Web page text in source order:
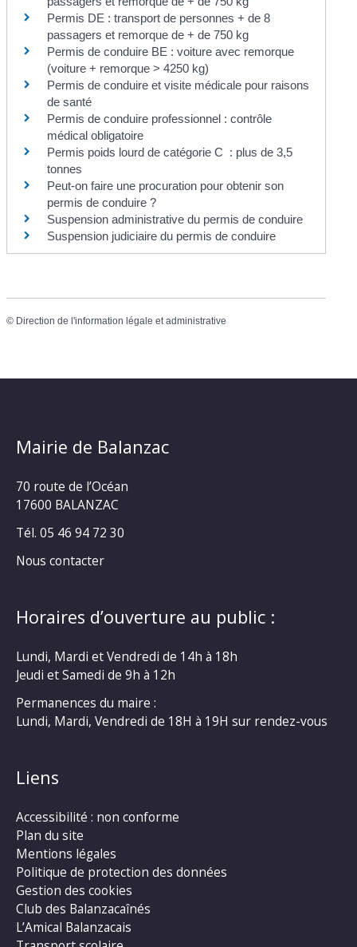
Permis DE : transport de personnes + de 8
passagers et remorque de + de 750 kg
Permis de conduire BE : voiture avec remorque
(voiture + remorque > 4250 kg)
Permis de conduire et visite médicale pour raisons
de santé
Permis de conduire professionnel : contrôle
médical obligatoire
Permis poids lourd de catégorie C : plus de 3,5
tonnes
Peut-on faire une procuration pour obtenir son
permis de conduire ?
Suspension administrative du permis de conduire
Suspension judiciaire du permis de conduire
© Direction de l'information légale et administrative
Mairie de Balanzac
70 route de l’Océan
17600 BALANZAC
Tél. 05 46 94 72 30
Nous contacter
Horaires d’ouverture au public :
Lundi, Mardi et Vendredi de 14h à 18h
Jeudi et Samedi de 9h à 12h
Permanences du maire :
Lundi, Mardi, Vendredi de 18H à 19H sur rendez-vous
Liens
Accessibilité : non conforme
Plan du site
Mentions légales
Politique de protection des données
Gestion des cookies
Club des Balanzacaînés
L’Amical Balanzacais